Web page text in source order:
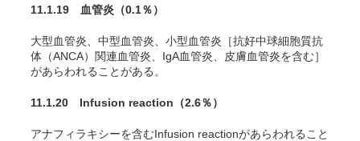
11.1.19 血管炎 （0.1％）
大型血管炎、中型血管炎、小型血管炎［抗好中球細胞質抗
体（ANCA）関連血管炎、IgA血管炎、皮膚血管炎を含む］
があらわれることがある。
11.1.20 Infusion reaction （2.6％）
アナフィラキシーを含むInfusion reactionがあらわれること